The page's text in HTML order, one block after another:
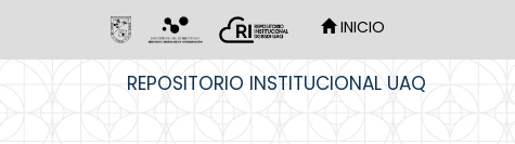
INICIO
REPOSITORIO INSTITUCIONAL UAQ